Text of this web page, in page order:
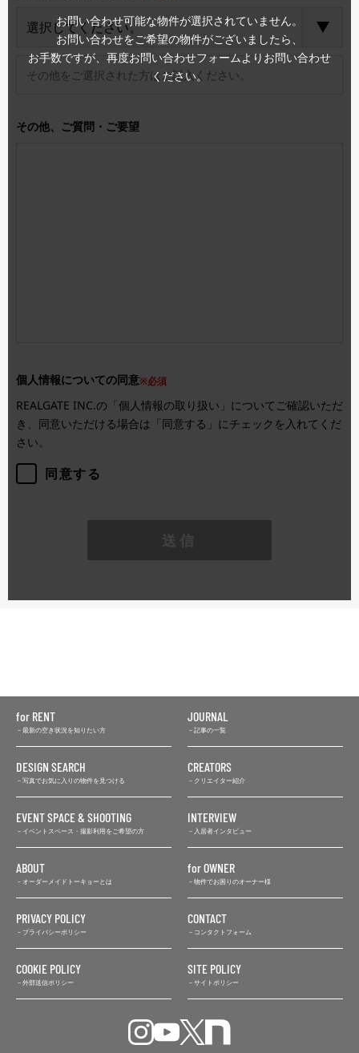
お問い合わせ可能な物件が選択されていません。
お問い合わせをご希望の物件がございましたら、
お手数ですが、再度お問い合わせフォームよりお問い合わせ
ください。
その他、ご質問・ご要望
個人情報についての同意※必須
REALGATE INC.の「個人情報の取り扱い」についてご確認いただ
き、同意いただける場合は「同意する」にチェックを入れてくだ
さい。
同意する
for RENT
最新の空き状況を知りたい方
JOURNAL
記事の一覧
DESIGN SEARCH
写真でお気に入りの物件を見つける
CREATORS
クリエイター紹介
EVENT SPACE & SHOOTING
イベントスペース・撮影利用をご希望の方
INTERVIEW
入居者インタビュー
ABOUT
オーダーメイドトーキョーとは
for OWNER
物件でお困りのオーナー様
PRIVACY POLICY
プライバシーポリシー
CONTACT
コンタクトフォーム
COOKIE POLICY
外部送信ポリシー
SITE POLICY
サイトポリシー